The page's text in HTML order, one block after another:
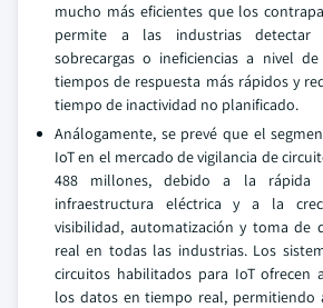
mucho más eficientes que los
permite a las industrias detectar
sobrecargas o ineficiencias a nivel
tiempos de respuesta más rápidos y
tiempo de inactividad no planificado.
Análogamente, se prevé que el
IoT en el mercado de vigilancia de
488 millones, debido a la rápida
infraestructura eléctrica y a la
visibilidad, automatización y toma de
real en todas las industrias. Los
circuitos habilitados para IoT ofrecen
los datos en tiempo real, permitiendo